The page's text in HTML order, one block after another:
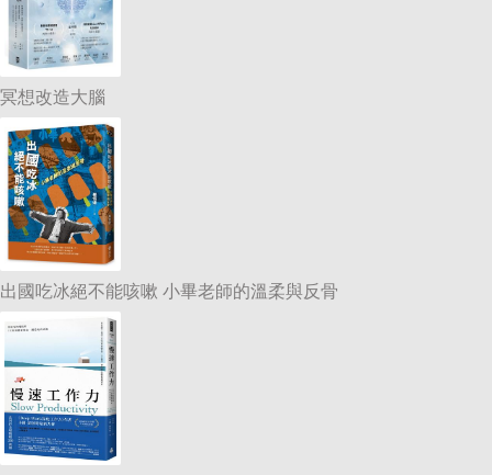
冥想改造大腦
出國吃冰絕不能咳嗽 小畢老師的溫柔與反骨